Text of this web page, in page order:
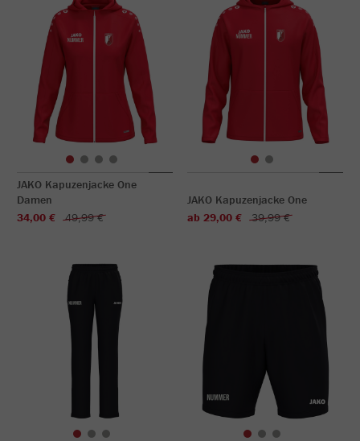
JAKO Kapuzenjacke One
Damen
34,00 €
49,99 €
JAKO Kapuzenjacke One
ab 29,00 €
39,99 €